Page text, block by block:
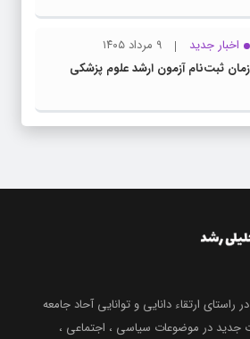
اخبار جدید
۹ مرداد ۱۴۰۵
زمان ثبت‌نام آزمون ارشد علوم پزشکی
ارتقاء دانایی و توانایی آحاد جامعه
جدید در موضوعات سیاسی ، اجتماعی ،